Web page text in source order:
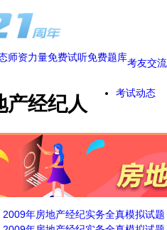
师资力量免费试听免费题库考友交流
产经纪人 考试动态
2009年房地产经纪实务全真模拟试